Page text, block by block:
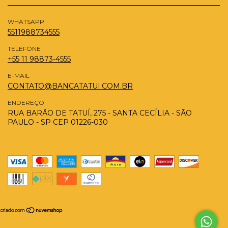
WHATSAPP
5511988734555
TELEFONE
+55 11 98873-4555
E-MAIL
CONTATO@BANCATATUI.COM.BR
ENDEREÇO
RUA BARÃO DE TATUÍ, 275 - SANTA CECÍLIA - SÃO
PAULO - SP CEP 01226-030